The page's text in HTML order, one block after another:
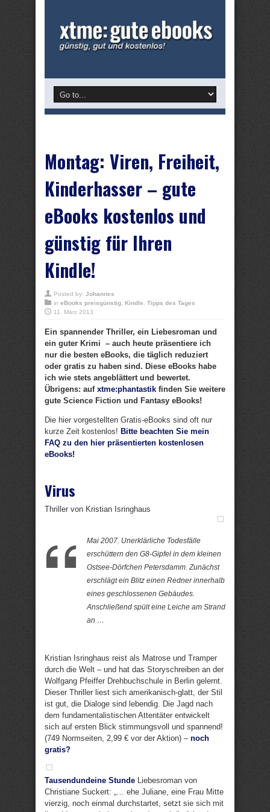
Montag: Viren, Freiheit,
Kinderhasser – gute
eBooks kostenlos und
günstig für Ihren
Kindle!
Posted by: Johannes
in eBooks preisgünstig Kindle
Tipps des Tages
11. März 2013
Ein spannender Thriller, ein Liebesroman und
ein guter Krimi – auch heute präsentiere ich
nur die besten eBooks, die täglich reduziert
oder gratis zu haben sind. Diese eBooks habe
ich wie stets angeblättert und bewertet.
Übrigens: auf xtme:phantastik finden Sie weitere
gute Science Fiction und Fantasy eBooks!
Die hier vorgestellten Gratis-eBooks sind oft nur
kurze Zeit kostenlos! Bitte beachten Sie mein
FAQ zu den hier präsentierten kostenlosen
eBooks!
Virus
Thriller von Kristian Isringhaus
Mai 2007. Unerklärliche Todesfälle
erschüttern den G8-Gipfel in dem kleinen
Ostsee-Dörfchen Petersdamm. Zunächst
erschlägt ein Blitz einen Redner innerhalb
eines geschlossenen Gebäudes.
Anschließend spült eine Leiche am Strand
an …
Kristian Isringhaus reist als Matrose und Tramper
durch die Welt – und hat das Storyschreiben an der
Wolfgang Pfeiffer Drehbuchschule in Berlin gelernt.
Dieser Thriller liest sich amerikanisch-glatt, der Stil
ist gut, die Dialoge sind lebendig. Die Jagd nach
dem fundamentalistischen Attentäter entwickelt
sich auf ersten Blick stimmungsvoll und spannend!
(749 Normseiten, 2,99 € vor der Aktion) – noch
gratis?
Tausendundeine Stunde Liebesroman von
Christiane Suckert: „… ehe Juliane, eine Frau Mitte
vierzig, noch einmal durchstartet, setzt sie sich mit